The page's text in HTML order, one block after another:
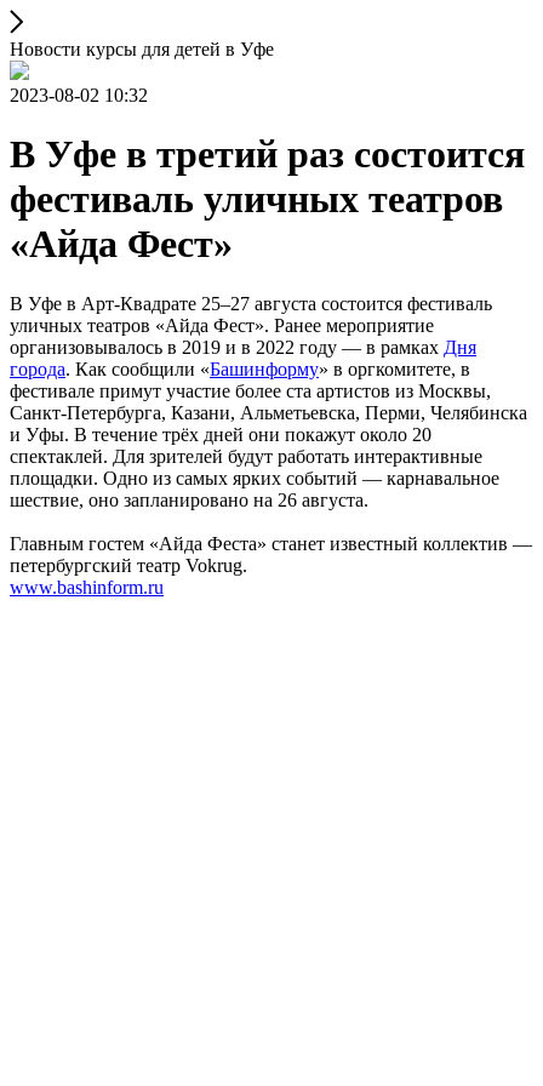
Новости курсы для детей в Уфе
2023-08-02 10:32
В Уфе в третий раз состоится
фестиваль уличных театров
«Айда Фест»
В Уфе в Арт-Квадрате 25–27 августа состоится фестиваль
уличных театров «Айда Фест». Ранее мероприятие
организовывалось в 2019 и в 2022 году — в рамках Дня
города. Как сообщили «Башинформу» в оргкомитете, в
фестивале примут участие более ста артистов из Москвы,
Санкт-Петербурга, Казани, Альметьевска, Перми, Челябинска
и Уфы. В течение трёх дней они покажут около 20
спектаклей. Для зрителей будут работать интерактивные
площадки. Одно из самых ярких событий — карнавальное
шествие, оно запланировано на 26 августа.
Главным гостем «Айда Феста» станет известный коллектив —
петербургский театр Vokrug.
www.bashinform.ru